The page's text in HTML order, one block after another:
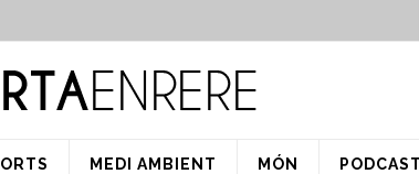
MEDI AMBIENT MÓN PODCAST